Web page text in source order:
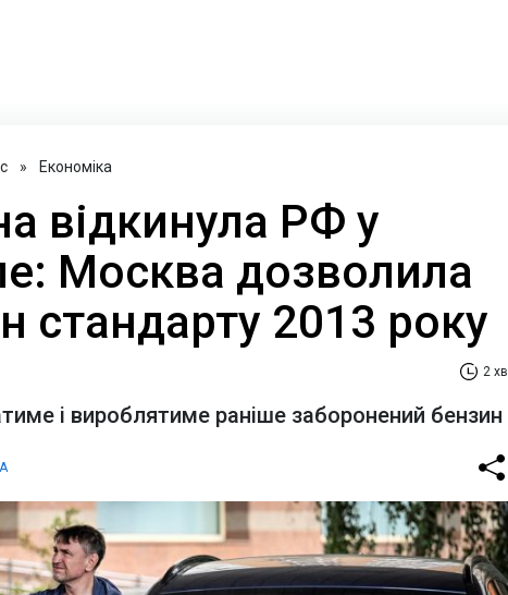
» Економіка
відкинула РФ у
Москва дозволила
стандарту 2013 року
2 хв
і вироблятиме раніше заборонений бензин